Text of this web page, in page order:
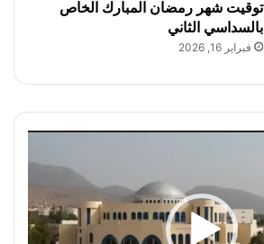
توقيت شهر رمضان المبارك الخاص
بالسداسي الثاني
فبراير 16, 2026